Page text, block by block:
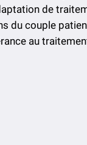
de
du couple
au